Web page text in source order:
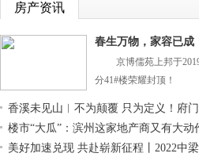
房产资讯
春生万物，家容已成
京博儒苑上邦于2019
分41#楼荣耀封顶！
香溪未见山︱不为颠覆 只为定义！府
楼市“大瓜”：滨州这家地产商又有大动
美好加速兑现 共赴崭新征程丨2022中